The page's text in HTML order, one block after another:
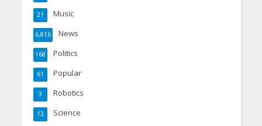
Music
21
News
6,816
Politics
168
Popular
61
Robotics
3
Science
13